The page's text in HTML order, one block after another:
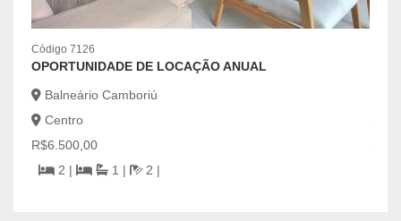
Código 7126
OPORTUNIDADE DE LOCAÇÃO ANUAL
Balneário Camboriú
Centro
R$6.500,00
2 |
1 | 2 |